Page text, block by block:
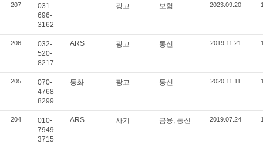
207
031-
696-
3162
광고 보험 2023.09.20
206
032-
520-
8217
ARS 광고 통신 2019.11.21
205
070-
4768-
8299
통화 광고 통신 2020.11.11
204
010-
7949-
3715
ARS 사기 금융, 통신 2019.07.24